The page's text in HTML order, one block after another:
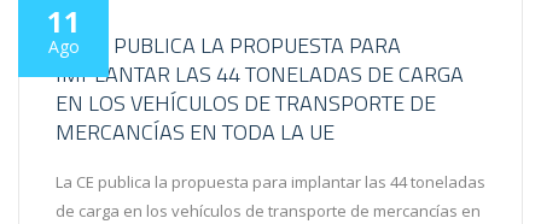
11
Ago
LA CE PUBLICA LA PROPUESTA PARA
IMPLANTAR LAS 44 TONELADAS DE CARGA
EN LOS VEHÍCULOS DE TRANSPORTE DE
MERCANCÍAS EN TODA LA UE
La CE publica la propuesta para implantar las 44 toneladas
de carga en los vehículos de transporte de mercancías en